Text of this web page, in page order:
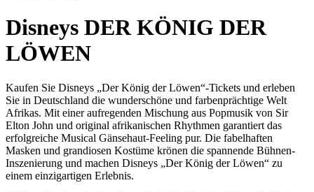
Disneys DER KÖNIG DER
LÖWEN
Kaufen Sie Disneys „Der König der Löwen“-Tickets und erleben
Sie in Deutschland die wunderschöne und farbenprächtige Welt
Afrikas. Mit einer aufregenden Mischung aus Popmusik von Sir
Elton John und original afrikanischen Rhythmen garantiert das
erfolgreiche Musical Gänsehaut-Feeling pur. Die fabelhaften
Masken und grandiosen Kostüme krönen die spannende Bühnen-
Inszenierung und machen Disneys „Der König der Löwen“ zu
einem einzigartigen Erlebnis.